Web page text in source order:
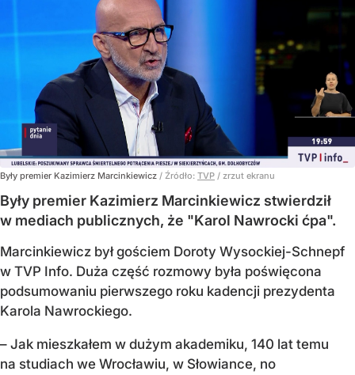
Były premier Kazimierz Marcinkiewicz / Źródło: TVP / zrzut ekranu
Były premier Kazimierz Marcinkiewicz stwierdził
w mediach publicznych, że "Karol Nawrocki ćpa".
Marcinkiewicz był gościem Doroty Wysockiej-Schnepf
w TVP Info. Duża część rozmowy była poświęcona
podsumowaniu pierwszego roku kadencji prezydenta
Karola Nawrockiego.
– Jak mieszkałem w dużym akademiku, 140 lat temu
na studiach we Wrocławiu, w Słowiance, no